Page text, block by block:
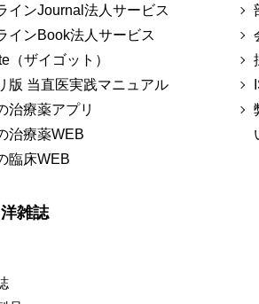
インJournal法人サービス
インBook法人サービス
（ザイゴット）
版 当直医実践マニュアル
治療薬アプリ
治療薬WEB
臨床WEB
雑誌